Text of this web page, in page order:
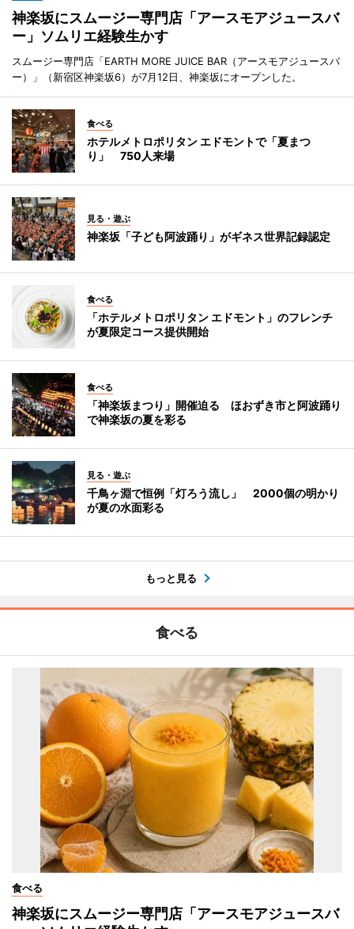
神楽坂にスムージー専門店「アースモアジュースバ
ー」ソムリエ経験生かす
スムージー専門店「EARTH MORE JUICE BAR（アースモアジュースバ
ー）」（新宿区神楽坂6）が7月12日、神楽坂にオープンした。
食べる
ホテルメトロポリタン エドモントで「夏まつ
り」 750人来場
見る・遊ぶ
神楽坂「子ども阿波踊り」がギネス世界記録認定
食べる
「ホテルメトロポリタン エドモント」のフレンチ
が夏限定コース提供開始
食べる
「神楽坂まつり」開催迫る ほおずき市と阿波踊り
で神楽坂の夏を彩る
見る・遊ぶ
千鳥ヶ淵で恒例「灯ろう流し」 2000個の明かり
が夏の水面彩る
もっと見る
食べる
食べる
神楽坂にスムージー専門店「アースモアジュースバ